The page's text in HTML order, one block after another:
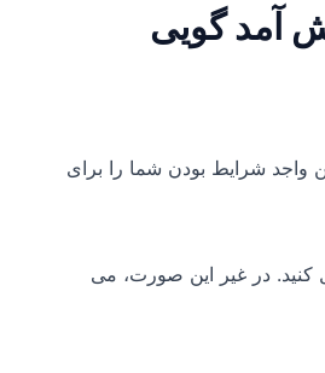
آمد گویی
واجد شرایط بودن شما را برای
کنید. در غیر این صورت، می